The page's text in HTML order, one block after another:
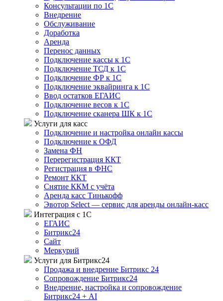
Консультации по 1С
Внедрение
Обслуживание
Доработка
Аренда
Перенос данных
Подключение кассы к 1С
Подключение ТСД к 1С
Подключение ФР к 1С
Подключение эквайринга к 1С
Ввод остатков ЕГАИС
Подключение весов к 1С
Подключение сканера ШК к 1С
Услуги для касс
Подключение и настройка онлайн кассы
Подключение к ОФД
Замена ФН
Перерегистрация ККТ
Регистрация в ФНС
Ремонт ККТ
Снятие ККМ с учёта
Аренда касс Тинькофф
Эвотор Select — сервис для аренды онлайн-касс
Интеграция с 1С
ЕГАИС
Битрикс24
Сайт
Меркурий
Услуги для Битрикс24
Продажа и внедрение Битрикс 24
Сопровождение Битрикс24
Внедрение, настройка и сопровождение
Битрикс24 + AI